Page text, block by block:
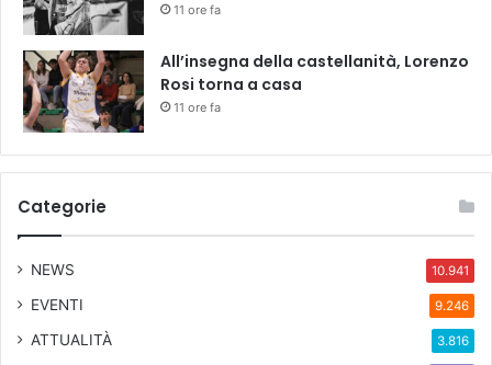
R
e
p
u
b
b
i
a
11 ore fa
All’insegna della castellanità, Lorenzo
Rosi torna a casa
11 ore fa
Categorie
NEWS 10.941
EVENTI 9.246
ATTUALITÀ 3.816